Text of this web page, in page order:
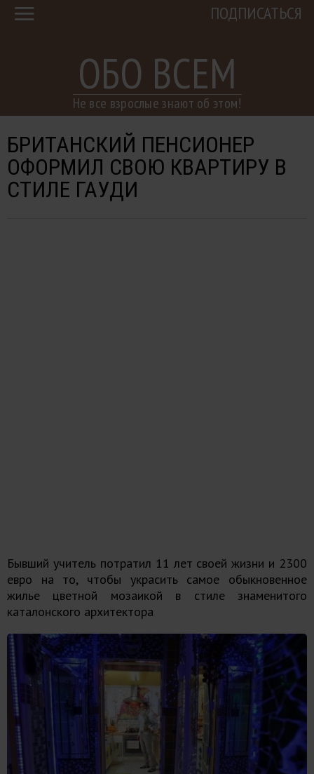
ОБО ВСЕМ
Не все взрослые знают об этом!
ПОДПИСАТЬСЯ
БРИТАНСКИЙ ПЕНСИОНЕР
ОФОРМИЛ СВОЮ КВАРТИРУ В
СТИЛЕ ГАУДИ
Бывший учитель потратил 11 лет своей жизни и 2300
евро на то, чтобы украсить самое обыкновенное
жилье цветной мозаикой в стиле знаменитого
каталонского архитектора